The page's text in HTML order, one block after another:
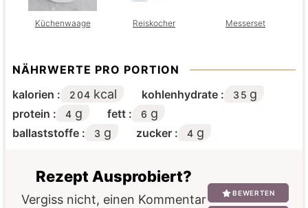
Küchenwaage Reiskocher Messerset
NÄHRWERTE PRO PORTION
kalorien :
204 kcal kohlenhydrate : 35 g
protein : 4 g fett : 6 g
ballaststoffe : 3 g zucker : 4 g
Rezept Ausprobiert?
Vergiss nicht, einen Kommentar
BEWERTEN